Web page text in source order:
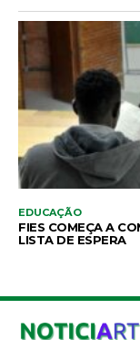
EDUCAÇÃO
FIES COMEÇA A
LISTA DE ESPERA